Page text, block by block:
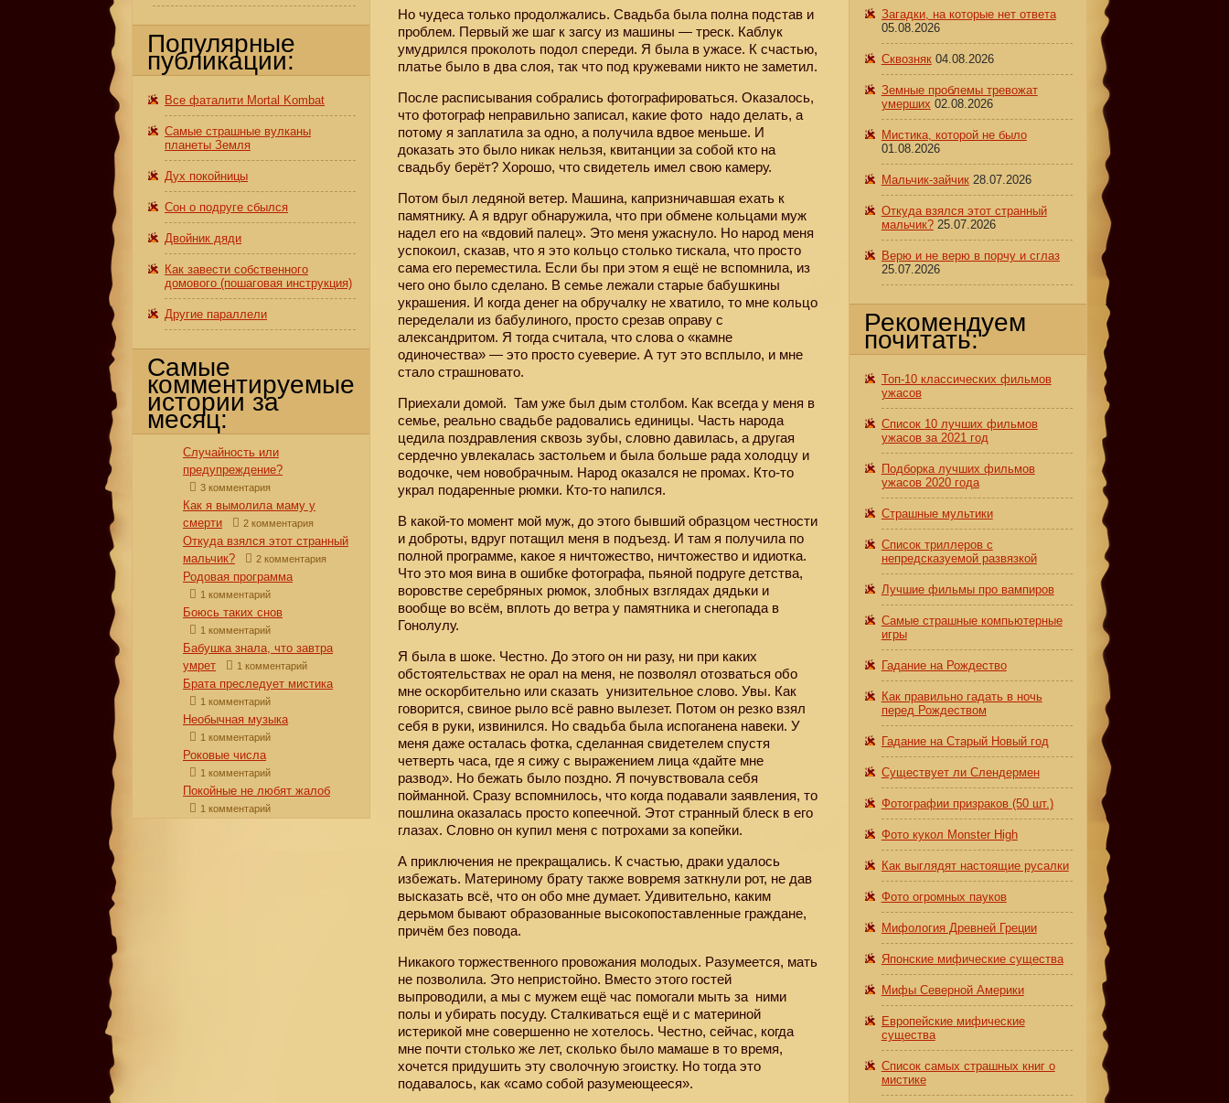
Но чудеса только продолжались. Свадьба была полна подстав и
проблем. Первый же шаг к загсу из машины — треск. Каблук
умудрился проколоть подол спереди. Я была в ужасе. К счастью,
платье было в два слоя, так что под кружевами никто не заметил.
После расписывания собрались фотографироваться. Оказалось,
что фотограф неправильно записал, какие фото надо делать, а
потому я заплатила за одно, а получила вдвое меньше. И
доказать это было никак нельзя, квитанции за собой кто на
свадьбу берёт? Хорошо, что свидетель имел свою камеру.
Потом был ледяной ветер. Машина, капризничавшая ехать к
памятнику. А я вдруг обнаружила, что при обмене кольцами муж
надел его на «вдовий палец». Это меня ужаснуло. Но народ меня
успокоил, сказав, что я это кольцо столько тискала, что просто
сама его переместила. Если бы при этом я ещё не вспомнила, из
чего оно было сделано. В семье лежали старые бабушкины
украшения. И когда денег на обручалку не хватило, то мне кольцо
переделали из бабулиного, просто срезав оправу с
александритом. Я тогда считала, что слова о «камне
одиночества» — это просто суеверие. А тут это всплыло, и мне
стало страшновато.
Приехали домой. Там уже был дым столбом. Как всегда у меня в
семье, реально свадьбе радовались единицы. Часть народа
цедила поздравления сквозь зубы, словно давилась, а другая
сердечно увлекалась застольем и была больше рада холодцу и
водочке, чем новобрачным. Народ оказался не промах. Кто-то
украл подаренные рюмки. Кто-то напился.
В какой-то момент мой муж, до этого бывший образцом честности
и доброты, вдруг потащил меня в подъезд. И там я получила по
полной программе, какое я ничтожество, ничтожество и идиотка.
Что это моя вина в ошибке фотографа, пьяной подруге детства,
воровстве серебряных рюмок, злобных взглядах дядьки и
вообще во всём, вплоть до ветра у памятника и снегопада в
Гонолулу.
Я была в шоке. Честно. До этого он ни разу, ни при каких
обстоятельствах не орал на меня, не позволял отозваться обо
мне оскорбительно или сказать унизительное слово. Увы. Как
говорится, свиное рыло всё равно вылезет. Потом он резко взял
себя в руки, извинился. Но свадьба была испоганена навеки. У
меня даже осталась фотка, сделанная свидетелем спустя
четверть часа, где я сижу с выражением лица «дайте мне
развод». Но бежать было поздно. Я почувствовала себя
пойманной. Сразу вспомнилось, что когда подавали заявления, то
пошлина оказалась просто копеечной. Этот странный блеск в его
глазах. Словно он купил меня с потрохами за копейки.
А приключения не прекращались. К счастью, драки удалось
избежать. Материному брату также вовремя заткнули рот, не дав
высказать всё, что он обо мне думает. Удивительно, каким
дерьмом бывают образованные высокопоставленные граждане,
причём без повода.
Никакого торжественного провожания молодых. Разумеется, мать
не позволила. Это непристойно. Вместо этого гостей
выпроводили, а мы с мужем ещё час помогали мыть за ними
полы и убирать посуду. Сталкиваться ещё и с материной
истерикой мне совершенно не хотелось. Честно, сейчас, когда
мне почти столько же лет, сколько было мамаше в то время,
хочется придушить эту сволочную эгоистку. Но тогда это
подавалось, как «само собой разумеющееся».
Популярные
публикации:
Все фаталити Mortal Kombat
Самые страшные вулканы
планеты Земля
Дух покойницы
Сон о подруге сбылся
Двойник дяди
Как завести собственного
домового (пошаговая инструкция)
Другие параллели
Самые
комментируемые
истории за
месяц:
Случайность или
предупреждение?
3 комментария
Как я вымолила маму у
смерти
2 комментария
Откуда взялся этот странный
мальчик?
2 комментария
Родовая программа
1 комментарий
Боюсь таких снов
1 комментарий
Бабушка знала, что завтра
умрет
1 комментарий
Брата преследует мистика
1 комментарий
Необычная музыка
1 комментарий
Роковые числа
1 комментарий
Покойные не любят жалоб
1 комментарий
Загадки, на которые нет ответа
05.08.2026
Сквозняк 04.08.2026
Земные проблемы тревожат
умерших 02.08.2026
Мистика, которой не было
01.08.2026
Мальчик-зайчик 28.07.2026
Откуда взялся этот странный
мальчик? 25.07.2026
Верю и не верю в порчу и сглаз
25.07.2026
Рекомендуем
почитать:
Топ-10 классических фильмов
ужасов
Список 10 лучших фильмов
ужасов за 2021 год
Подборка лучших фильмов
ужасов 2020 года
Страшные мультики
Список триллеров с
непредсказуемой развязкой
Лучшие фильмы про вампиров
Самые страшные компьютерные
игры
Гадание на Рождество
Как правильно гадать в ночь
перед Рождеством
Гадание на Старый Новый год
Существует ли Слендермен
Фотографии призраков (50 шт.)
Фото кукол Monster High
Как выглядят настоящие русалки
Фото огромных пауков
Мифология Древней Греции
Японские мифические существа
Мифы Северной Америки
Европейские мифические
существа
Список самых страшных книг о
мистике